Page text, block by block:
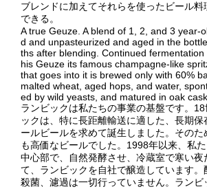
ブレンドに加えてそれらを使ったビール
できる。
A true Geuze. A blend of 1, 2, and 3 year-
d and unpasteurized and aged in the
ths after blending. Continued
his Geuze its famous champagne-like
that goes into it is brewed only with 60%
malted wheat, aged hops, and water,
ed by wild yeasts, and matured in oak
ランビックは私たちの事業の基盤です。
ックは、特に長距離輸送に適した、長期保
ールビールを求めて誕生しました。その
も高価なビールでした。1998年以来、私
中心部で、自然発酵させ、冷蔵室で寒い夜
て、ランビックを自社で醸造しています。
殺菌、濾過は一切行っていません。ランビ